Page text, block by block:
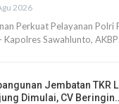
2026
Perkuat Pelayanan Polri
Kapolres Sawahlunto,
Jembatan TKR
Dimulai, CV